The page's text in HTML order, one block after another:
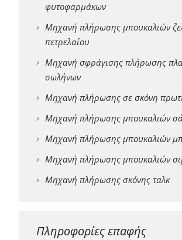
φυτοφαρμάκων
Μηχανή πλήρωσης μπουκαλιών
πετρελαίου
Μηχανή σφράγισης πλήρωσης
σωλήνων
Μηχανή πλήρωσης σε σκόνη
Μηχανή πλήρωσης μπουκαλιών
Μηχανή πλήρωσης μπουκαλιών
Μηχανή πλήρωσης μπουκαλιών
Μηχανή πλήρωσης σκόνης ταλκ
Πληροφορίες επαφής